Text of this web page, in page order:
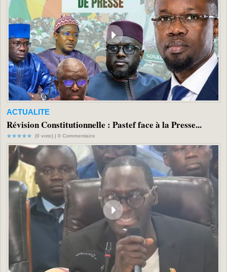
ACTUALITE
Révision Constitutionnelle : Pastef face à la Presse...
(0 vote) | 0 Commentaire